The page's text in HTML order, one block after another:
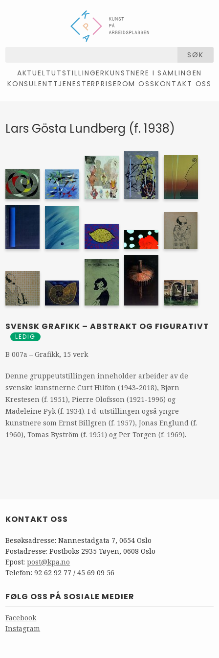
SØK
AKTUELTUTSTILLINGERKUNSTNERE I SAMLINGEN
KONSULENTTJENESTERPRISEROM OSSKONTAKT OSS
Lars Gösta Lundberg (f. 1938)
SVENSK GRAFIKK – ABSTRAKT OG FIGURATIVT
LEDIG
B 007a – Grafikk, 15 verk
Denne gruppeutstillingen inneholder arbeider av de
svenske kunstnerne Curt Hilfon (1943-2018), Bjørn
Krestesen (f. 1951), Pierre Olofsson (1921-1996) og
Madeleine Pyk (f. 1934). I d-utstillingen også yngre
kunstnere som Ernst Billgren (f. 1957), Jonas Englund (f.
1960), Tomas Byström (f. 1951) og Per Torgen (f. 1969).
KONTAKT OSS
Besøksadresse: Nannestadgata 7, 0654 Oslo
Postadresse: Postboks 2935 Tøyen, 0608 Oslo
Epost:post@kpa.no
Telefon: 92 62 92 77 / 45 69 09 56
FØLG OSS PÅ SOSIALE MEDIER
Facebook
Instagram